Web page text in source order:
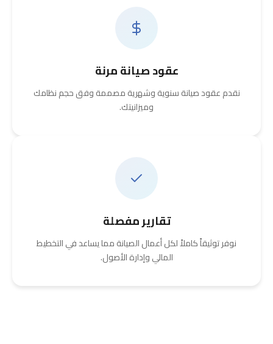
عقود صيانة مرنة
نقدم عقود صيانة سنوية وشهرية مصممة وفق حجم نظامك
وميزانيتك.
تقارير مفصلة
نوفر توثيقاً كاملاً لكل أعمال الصيانة مما يساعد في التخطيط
المالي وإدارة الأصول.